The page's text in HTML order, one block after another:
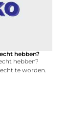
hebben?
hebben?
te worden.